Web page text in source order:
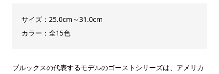
サイズ：25.0cm～31.0cm
カラー：全15色
ブルックスの代表するモデルのゴーストシリーズは、アメリカ